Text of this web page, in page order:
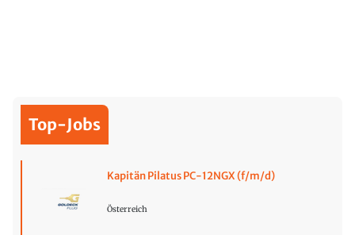
Top-Jobs
Kapitän Pilatus PC-12NGX (f/m/d)
Österreich